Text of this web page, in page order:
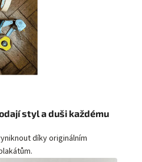
styl a duši každému
díky originálním